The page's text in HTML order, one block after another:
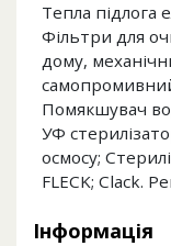
Тепла підлога
Фільтри для
дому,
Помякшувач
УФ
осмосу;
FLECK; Clack.
Інформація